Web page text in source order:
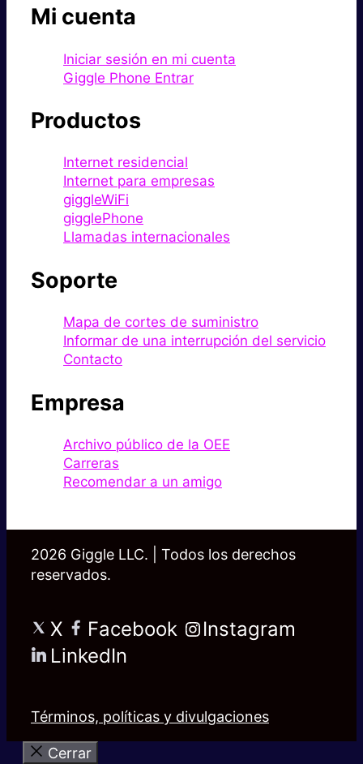
Mi cuenta
Iniciar sesión en mi cuenta
Giggle Phone Entrar
Productos
Internet residencial
Internet para empresas
giggleWiFi
gigglePhone
Llamadas internacionales
Soporte
Mapa de cortes de suministro
Informar de una interrupción del servicio
Contacto
Empresa
Archivo público de la OEE
Carreras
Recomendar a un amigo
2026 Giggle LLC. | Todos los derechos
reservados.
X Facebook
Instagram
LinkedIn
Términos, políticas y divulgaciones
Cerrar